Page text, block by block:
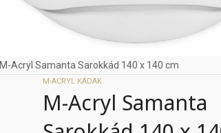
M-Acryl Samanta Sarokkád 140 x 140 cm
M-ACRYL KÁDAK
M-Acryl Samanta